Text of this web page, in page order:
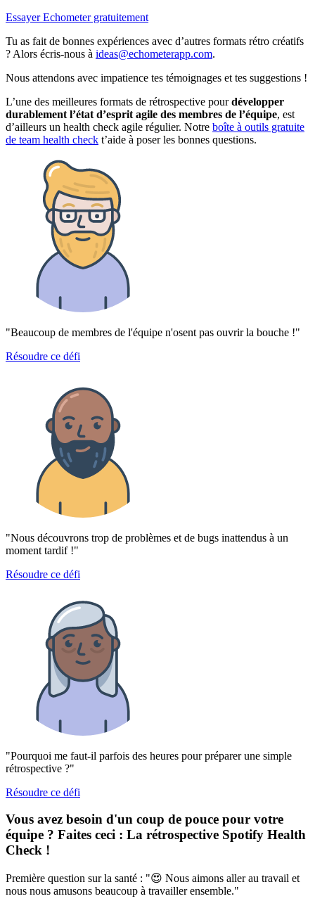
Essayer Echometer gratuitement
Tu as fait de bonnes expériences avec d’autres formats rétro créatifs
? Alors écris-nous à ideas@echometerapp.com.
Nous attendons avec impatience tes témoignages et tes suggestions !
L’une des meilleures formats de rétrospective pourdévelopper
durablement l’état d’esprit agile des membres de l’équipe, est
d’ailleurs un health check agile régulier. Notre boîte à outils gratuite
de team health check t’aide à poser les bonnes questions.
"Beaucoup de membres de l'équipe n'osent pas ouvrir la bouche !"
Résoudre ce défi
"Nous découvrons trop de problèmes et de bugs inattendus à un
moment tardif !"
Résoudre ce défi
"Pourquoi me faut-il parfois des heures pour préparer une simple
rétrospective ?"
Résoudre ce défi
Vous avez besoin d'un coup de pouce pour votre
équipe ? Faites ceci : La rétrospective Spotify Health
Check !
Première question sur la santé : "😍 Nous aimons aller au travail et
nous nous amusons beaucoup à travailler ensemble."